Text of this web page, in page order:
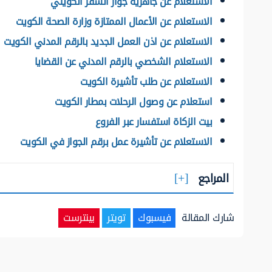
الاستعلام عن الأعمال الممتازة وزارة الصحة الكويت
الاستعلام عن اذن العمل الجديد بالرقم المدني الكويت
الاستعلام الشخصي بالرقم المدني عن القضايا
الاستعلام عن طلب تأشيرة الكويت
استعلام عن وصول الرحلات بمطار الكويت
بيت الزكاة استفسار عبر الفروع
الاستعلام عن تأشيرة عمل برقم الجواز في الكويت
المراجع
شارك المقالة فيسبوك تويتر بينترست